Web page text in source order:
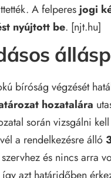
A felperesjogi
nyújtott be. [njt.hu]
bíróság végzését
hozatalára
során vizsgálni
a rendelkezésre álló
és nincs arra
azt határidőben